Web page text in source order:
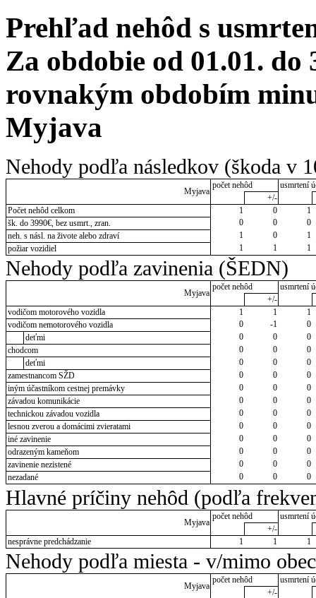
Prehľad nehôd s
Za obdobie od 01.01. do
rovnakým obdobím
Myjava
Nehody podľa následkov (škoda v
Myjava
počet nehôd
usmrtení
+/-
Počet nehôd celkom
1 0
1
šk. do 3990€, bez usmrt., zran.
0 0
0
neh. s násl. na živote alebo zdraví
1 0
1
požiar vozidiel
1 1 1
Nehody podľa zavinenia (ŠEDN)
Myjava
počet nehôd
usmrtení
+/-
vodičom motorového vozidla
1 1
1
vodičom nemotorového vozidla
0 -1
0
deťmi
0 0
0
chodcom
0 0
0
deťmi
0 0
0
zamestnancom SŽD
0 0
0
iným účastníkom cestnej premávky
0 0
0
závadou komunikácie
0 0
0
technickou závadou vozidla
0 0
0
lesnou zverou a domácimi zvieratami
0 0
0
iné zavinenie
0 0
0
odrazeným kameňom
0 0
0
zavinenie nezistené
0 0
0
nezadané
0 0 0
Hlavné príčiny nehôd (podľa
Myjava
počet nehôd
usmrtení
+/-
nesprávne predchádzanie
1 1 1
Nehody podľa miesta - v/mimo obec
Myjava
počet nehôd
usmrtení
+/-